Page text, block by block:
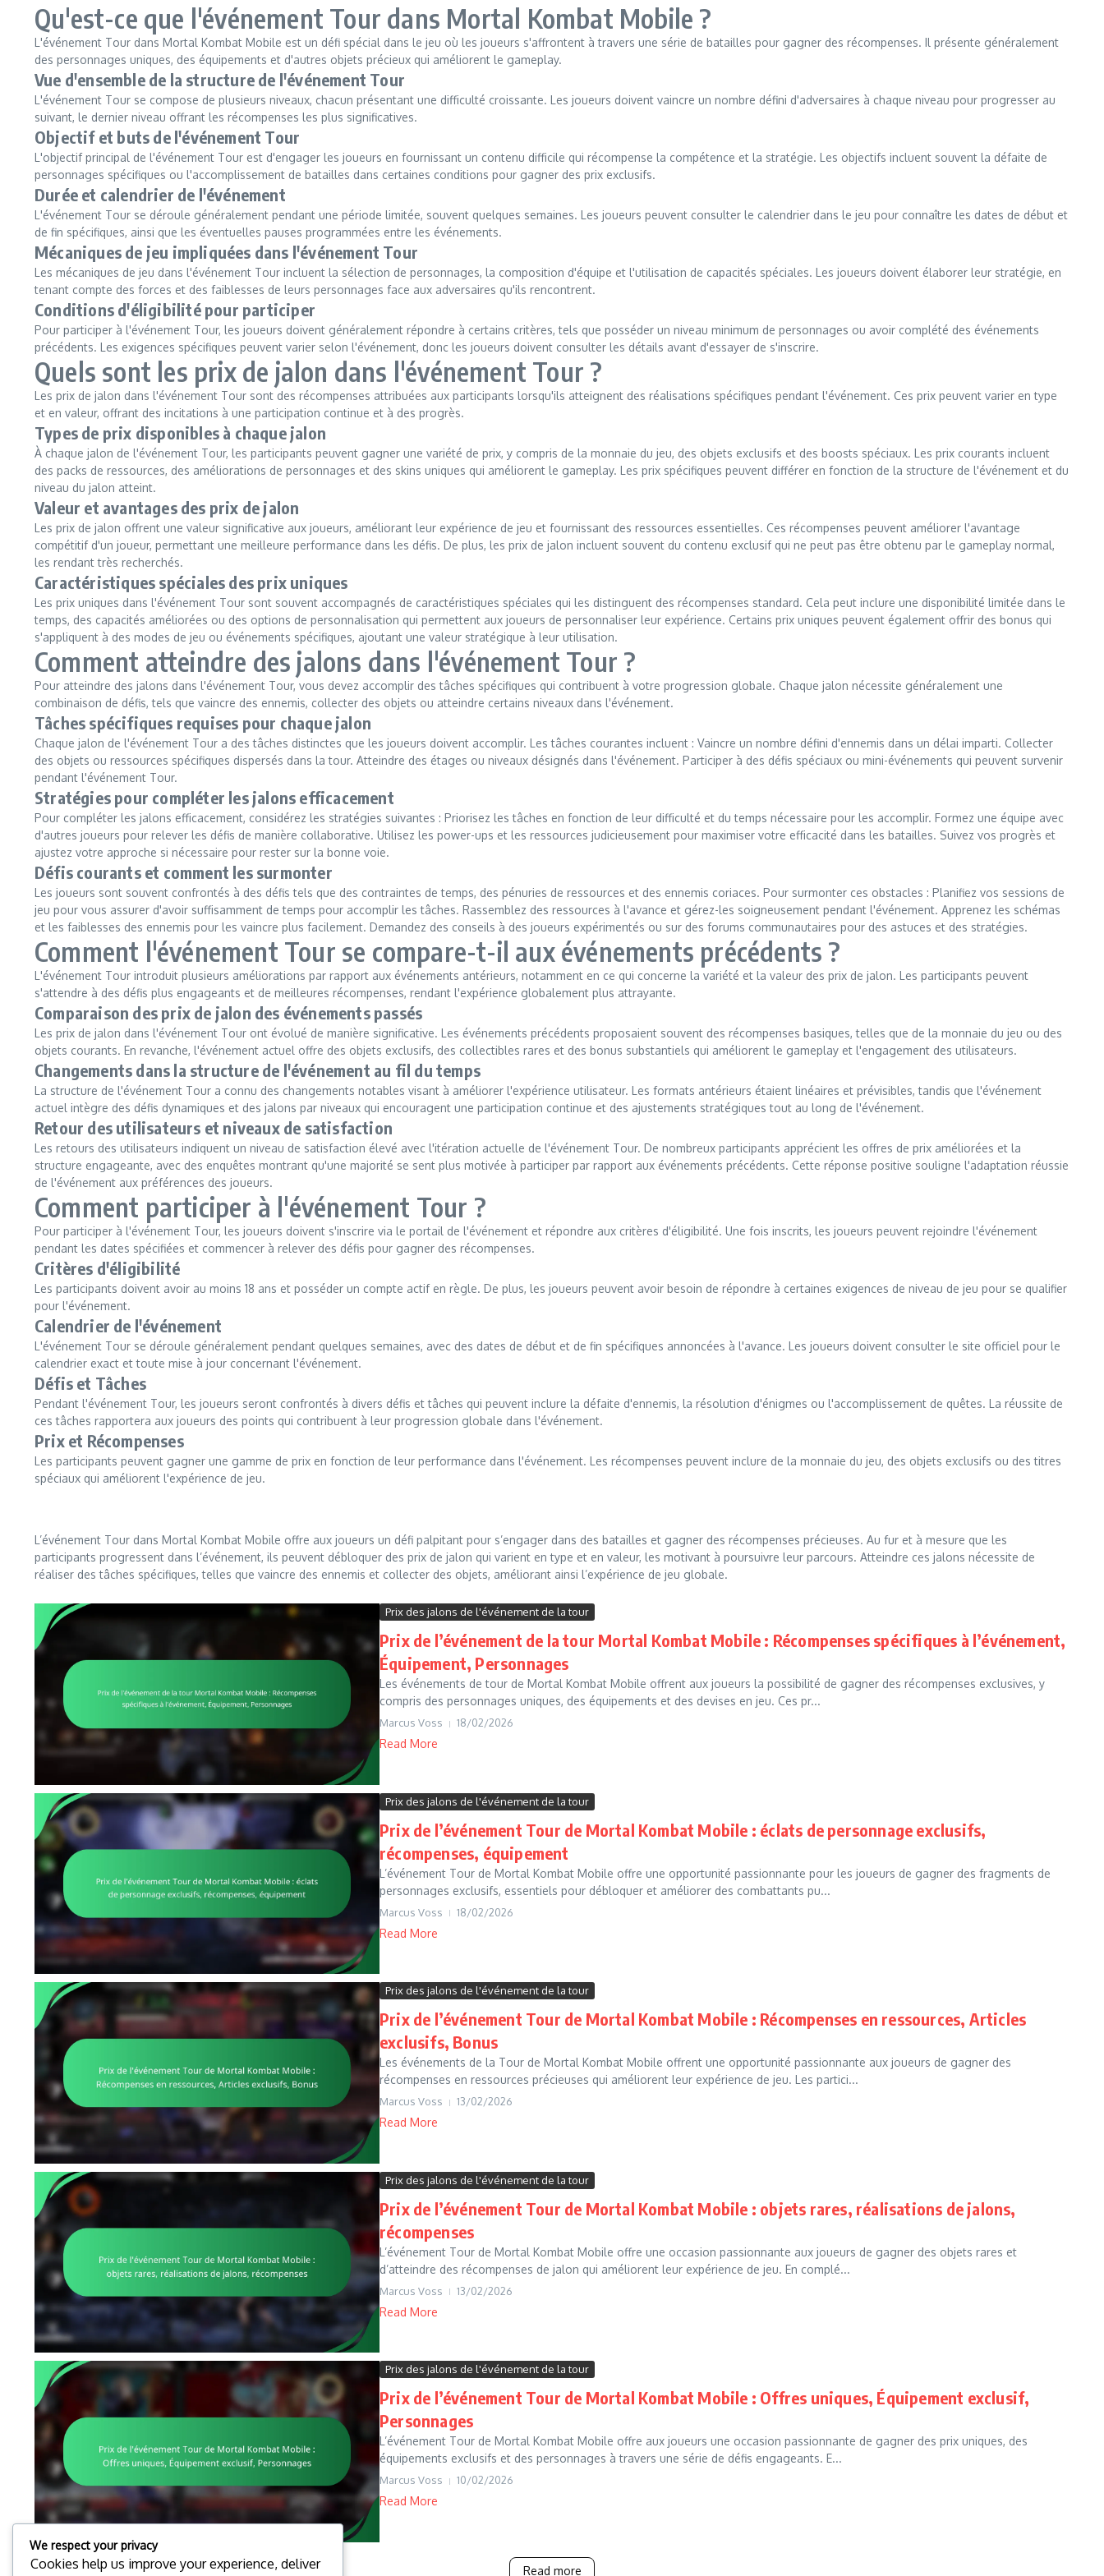
Qu'est-ce que l'événement Tour dans Mortal Kombat Mobile ?
L'événement Tour dans Mortal Kombat Mobile est un défi spécial dans le jeu où les joueurs s'affrontent à travers une série de batailles pour gagner des récompenses. Il présente généralement
des personnages uniques, des équipements et d'autres objets précieux qui améliorent le gameplay.
Vue d'ensemble de la structure de l'événement Tour
L'événement Tour se compose de plusieurs niveaux, chacun présentant une difficulté croissante. Les joueurs doivent vaincre un nombre défini d'adversaires à chaque niveau pour progresser au
suivant, le dernier niveau offrant les récompenses les plus significatives.
Objectif et buts de l'événement Tour
L'objectif principal de l'événement Tour est d'engager les joueurs en fournissant un contenu difficile qui récompense la compétence et la stratégie. Les objectifs incluent souvent la défaite de
personnages spécifiques ou l'accomplissement de batailles dans certaines conditions pour gagner des prix exclusifs.
Durée et calendrier de l'événement
L'événement Tour se déroule généralement pendant une période limitée, souvent quelques semaines. Les joueurs peuvent consulter le calendrier dans le jeu pour connaître les dates de début et
de fin spécifiques, ainsi que les éventuelles pauses programmées entre les événements.
Mécaniques de jeu impliquées dans l'événement Tour
Les mécaniques de jeu dans l'événement Tour incluent la sélection de personnages, la composition d'équipe et l'utilisation de capacités spéciales. Les joueurs doivent élaborer leur stratégie, en
tenant compte des forces et des faiblesses de leurs personnages face aux adversaires qu'ils rencontrent.
Conditions d'éligibilité pour participer
Pour participer à l'événement Tour, les joueurs doivent généralement répondre à certains critères, tels que posséder un niveau minimum de personnages ou avoir complété des événements
précédents. Les exigences spécifiques peuvent varier selon l'événement, donc les joueurs doivent consulter les détails avant d'essayer de s'inscrire.
Quels sont les prix de jalon dans l'événement Tour ?
Les prix de jalon dans l'événement Tour sont des récompenses attribuées aux participants lorsqu'ils atteignent des réalisations spécifiques pendant l'événement. Ces prix peuvent varier en type
et en valeur, offrant des incitations à une participation continue et à des progrès.
Types de prix disponibles à chaque jalon
À chaque jalon de l'événement Tour, les participants peuvent gagner une variété de prix, y compris de la monnaie du jeu, des objets exclusifs et des boosts spéciaux. Les prix courants incluent
des packs de ressources, des améliorations de personnages et des skins uniques qui améliorent le gameplay. Les prix spécifiques peuvent différer en fonction de la structure de l'événement et du
niveau du jalon atteint.
Valeur et avantages des prix de jalon
Les prix de jalon offrent une valeur significative aux joueurs, améliorant leur expérience de jeu et fournissant des ressources essentielles. Ces récompenses peuvent améliorer l'avantage
compétitif d'un joueur, permettant une meilleure performance dans les défis. De plus, les prix de jalon incluent souvent du contenu exclusif qui ne peut pas être obtenu par le gameplay normal,
les rendant très recherchés.
Caractéristiques spéciales des prix uniques
Les prix uniques dans l'événement Tour sont souvent accompagnés de caractéristiques spéciales qui les distinguent des récompenses standard. Cela peut inclure une disponibilité limitée dans le
temps, des capacités améliorées ou des options de personnalisation qui permettent aux joueurs de personnaliser leur expérience. Certains prix uniques peuvent également offrir des bonus qui
s'appliquent à des modes de jeu ou événements spécifiques, ajoutant une valeur stratégique à leur utilisation.
Comment atteindre des jalons dans l'événement Tour ?
Pour atteindre des jalons dans l'événement Tour, vous devez accomplir des tâches spécifiques qui contribuent à votre progression globale. Chaque jalon nécessite généralement une
combinaison de défis, tels que vaincre des ennemis, collecter des objets ou atteindre certains niveaux dans l'événement.
Tâches spécifiques requises pour chaque jalon
Chaque jalon de l'événement Tour a des tâches distinctes que les joueurs doivent accomplir. Les tâches courantes incluent : Vaincre un nombre défini d'ennemis dans un délai imparti. Collecter
des objets ou ressources spécifiques dispersés dans la tour. Atteindre des étages ou niveaux désignés dans l'événement. Participer à des défis spéciaux ou mini-événements qui peuvent survenir
pendant l'événement Tour.
Stratégies pour compléter les jalons efficacement
Pour compléter les jalons efficacement, considérez les stratégies suivantes : Priorisez les tâches en fonction de leur difficulté et du temps nécessaire pour les accomplir. Formez une équipe avec
d'autres joueurs pour relever les défis de manière collaborative. Utilisez les power-ups et les ressources judicieusement pour maximiser votre efficacité dans les batailles. Suivez vos progrès et
ajustez votre approche si nécessaire pour rester sur la bonne voie.
Défis courants et comment les surmonter
Les joueurs sont souvent confrontés à des défis tels que des contraintes de temps, des pénuries de ressources et des ennemis coriaces. Pour surmonter ces obstacles : Planifiez vos sessions de
jeu pour vous assurer d'avoir suffisamment de temps pour accomplir les tâches. Rassemblez des ressources à l'avance et gérez-les soigneusement pendant l'événement. Apprenez les schémas
et les faiblesses des ennemis pour les vaincre plus facilement. Demandez des conseils à des joueurs expérimentés ou sur des forums communautaires pour des astuces et des stratégies.
Comment l'événement Tour se compare-t-il aux événements précédents ?
L'événement Tour introduit plusieurs améliorations par rapport aux événements antérieurs, notamment en ce qui concerne la variété et la valeur des prix de jalon. Les participants peuvent
s'attendre à des défis plus engageants et de meilleures récompenses, rendant l'expérience globalement plus attrayante.
Comparaison des prix de jalon des événements passés
Les prix de jalon dans l'événement Tour ont évolué de manière significative. Les événements précédents proposaient souvent des récompenses basiques, telles que de la monnaie du jeu ou des
objets courants. En revanche, l'événement actuel offre des objets exclusifs, des collectibles rares et des bonus substantiels qui améliorent le gameplay et l'engagement des utilisateurs.
Changements dans la structure de l'événement au fil du temps
La structure de l'événement Tour a connu des changements notables visant à améliorer l'expérience utilisateur. Les formats antérieurs étaient linéaires et prévisibles, tandis que l'événement
actuel intègre des défis dynamiques et des jalons par niveaux qui encouragent une participation continue et des ajustements stratégiques tout au long de l'événement.
Retour des utilisateurs et niveaux de satisfaction
Les retours des utilisateurs indiquent un niveau de satisfaction élevé avec l'itération actuelle de l'événement Tour. De nombreux participants apprécient les offres de prix améliorées et la
structure engageante, avec des enquêtes montrant qu'une majorité se sent plus motivée à participer par rapport aux événements précédents. Cette réponse positive souligne l'adaptation réussie
de l'événement aux préférences des joueurs.
Comment participer à l'événement Tour ?
Pour participer à l'événement Tour, les joueurs doivent s'inscrire via le portail de l'événement et répondre aux critères d'éligibilité. Une fois inscrits, les joueurs peuvent rejoindre l'événement
pendant les dates spécifiées et commencer à relever des défis pour gagner des récompenses.
Critères d'éligibilité
Les participants doivent avoir au moins 18 ans et posséder un compte actif en règle. De plus, les joueurs peuvent avoir besoin de répondre à certaines exigences de niveau de jeu pour se qualifier
pour l'événement.
Calendrier de l'événement
L'événement Tour se déroule généralement pendant quelques semaines, avec des dates de début et de fin spécifiques annoncées à l'avance. Les joueurs doivent consulter le site officiel pour le
calendrier exact et toute mise à jour concernant l'événement.
Défis et Tâches
Pendant l'événement Tour, les joueurs seront confrontés à divers défis et tâches qui peuvent inclure la défaite d'ennemis, la résolution d'énigmes ou l'accomplissement de quêtes. La réussite de
ces tâches rapportera aux joueurs des points qui contribuent à leur progression globale dans l'événement.
Prix et Récompenses
Les participants peuvent gagner une gamme de prix en fonction de leur performance dans l'événement. Les récompenses peuvent inclure de la monnaie du jeu, des objets exclusifs ou des titres
spéciaux qui améliorent l'expérience de jeu.
L’événement Tour dans Mortal Kombat Mobile offre aux joueurs un défi palpitant pour s’engager dans des batailles et gagner des récompenses précieuses. Au fur et à mesure que les
participants progressent dans l’événement, ils peuvent débloquer des prix de jalon qui varient en type et en valeur, les motivant à poursuivre leur parcours. Atteindre ces jalons nécessite de
réaliser des tâches spécifiques, telles que vaincre des ennemis et collecter des objets, améliorant ainsi l’expérience de jeu globale.
Prix des jalons de l'événement de la tour
Prix de l’événement de la tour Mortal Kombat Mobile : Récompenses spécifiques à l’événement,
Équipement, Personnages
Les événements de tour de Mortal Kombat Mobile offrent aux joueurs la possibilité de gagner des récompenses exclusives, y
compris des personnages uniques, des équipements et des devises en jeu. Ces pr...
Marcus Voss 18/02/2026
Read More
Prix des jalons de l'événement de la tour
Prix de l’événement Tour de Mortal Kombat Mobile : éclats de personnage exclusifs,
récompenses, équipement
L’événement Tour de Mortal Kombat Mobile offre une opportunité passionnante pour les joueurs de gagner des fragments de
personnages exclusifs, essentiels pour débloquer et améliorer des combattants pu...
Marcus Voss 18/02/2026
Read More
Prix des jalons de l'événement de la tour
Prix de l’événement Tour de Mortal Kombat Mobile : Récompenses en ressources, Articles
exclusifs, Bonus
Les événements de la Tour de Mortal Kombat Mobile offrent une opportunité passionnante aux joueurs de gagner des
récompenses en ressources précieuses qui améliorent leur expérience de jeu. Les partici...
Marcus Voss 13/02/2026
Read More
Prix des jalons de l'événement de la tour
Prix de l’événement Tour de Mortal Kombat Mobile : objets rares, réalisations de jalons,
récompenses
L’événement Tour de Mortal Kombat Mobile offre une occasion passionnante aux joueurs de gagner des objets rares et
d’atteindre des récompenses de jalon qui améliorent leur expérience de jeu. En complé...
Marcus Voss 13/02/2026
Read More
Prix des jalons de l'événement de la tour
Prix de l’événement Tour de Mortal Kombat Mobile : Offres uniques, Équipement exclusif,
Personnages
L’événement Tour de Mortal Kombat Mobile offre aux joueurs une occasion passionnante de gagner des prix uniques, des
équipements exclusifs et des personnages à travers une série de défis engageants. E...
Marcus Voss 10/02/2026
Read More
Read more
We respect your privacy
Cookies help us improve your experience, deliver